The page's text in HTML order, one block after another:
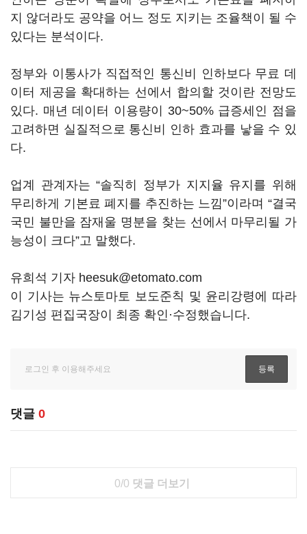
지 않더라도 공약을 어느 정도 지키는 조율책이 될 수
있다는 분석이다.
정부와 이통사가 직접적인 통신비 인하보다 무료 데
이터 제공을 확대하는 선에서 합의할 것이란 전망도
있다. 매년 데이터 이용량이 30~50% 급증세인 점을
고려하면 실질적으로 통신비 인하 효과를 낳을 수 있
다.
업계 관계자는 “솔직히 정부가 지지율 유지를 위해
무리하게 기본료 폐지를 추진하는 느낌”이라며 “결국
국민 불만을 잠재울 명분을 찾는 선에서 마무리될 가
능성이 크다”고 말했다.
유희석 기자 heesuk@etomato.com
이 기사는 뉴스토마토 보도준칙 및 윤리강령에 따라
김기성 편집국장이 최종 확인·수정했습니다.
댓글 0
0/0 댓글 더보기